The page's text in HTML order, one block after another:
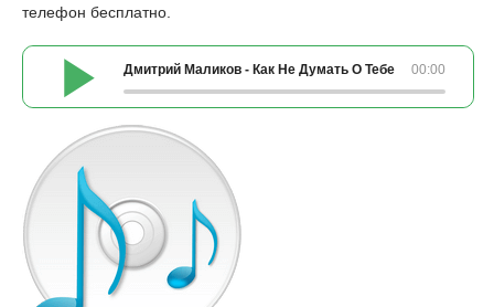
телефон бесплатно.
00:00
Дмитрий Маликов - Как Не Думать О Тебе